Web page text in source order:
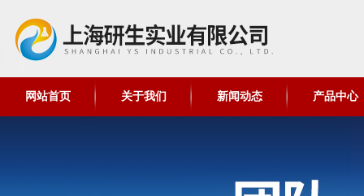
网站首页 关于我们 新闻动态 产品中心